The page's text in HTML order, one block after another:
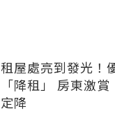
租屋處亮到發光！
「降租」 房東激
定降